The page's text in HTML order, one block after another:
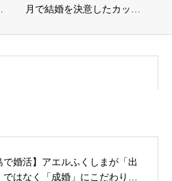
月で結婚を決意したカッ…
で婚活】アエルふくしまが「出
ではなく「成婚」にこだわり…